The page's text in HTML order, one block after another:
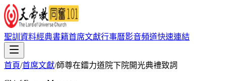
聖訓資料經典書籍首席文獻行事曆影音頻道快速連結
首頁/首席文獻/師尊在鐳力道院下院開光典禮致詞